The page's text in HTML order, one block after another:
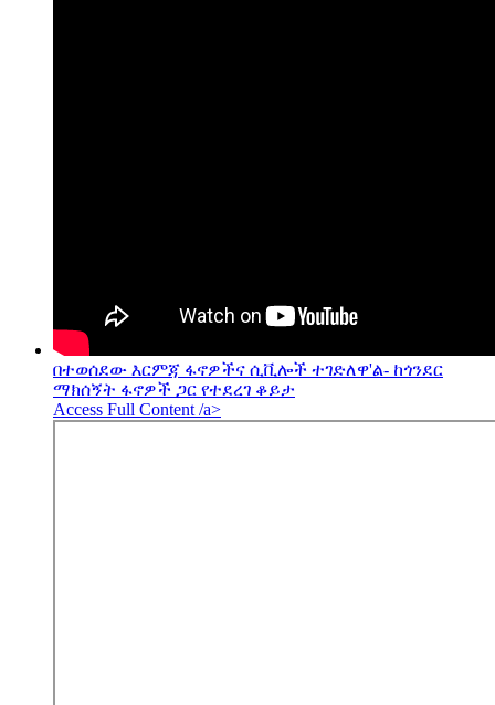
በተወሰደው እርምጃ ፋኖዎችና ሲቪሎች ተገድለዋ'ል- ከጎንደር
ማክሰኝት ፋኖዎች ጋር የተደረገ ቆይታ
Access Full Content /a>